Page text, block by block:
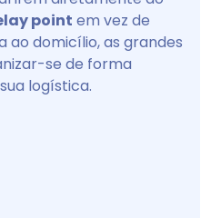
point em vez de
domicílio, as grandes
se de forma
logística.